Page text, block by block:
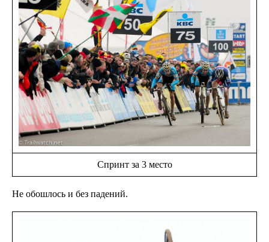
Спринт за 3 место
Не обошлось и без падений.